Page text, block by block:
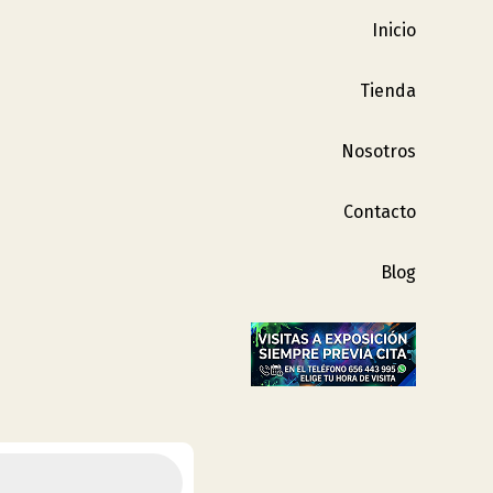
Inicio
Tienda
Nosotros
Contacto
Blog